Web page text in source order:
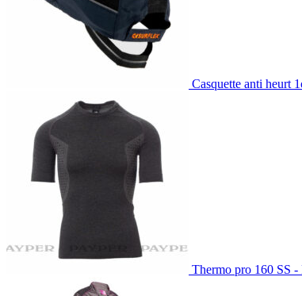
Casquette anti heurt
Thermo pro 160 SS -